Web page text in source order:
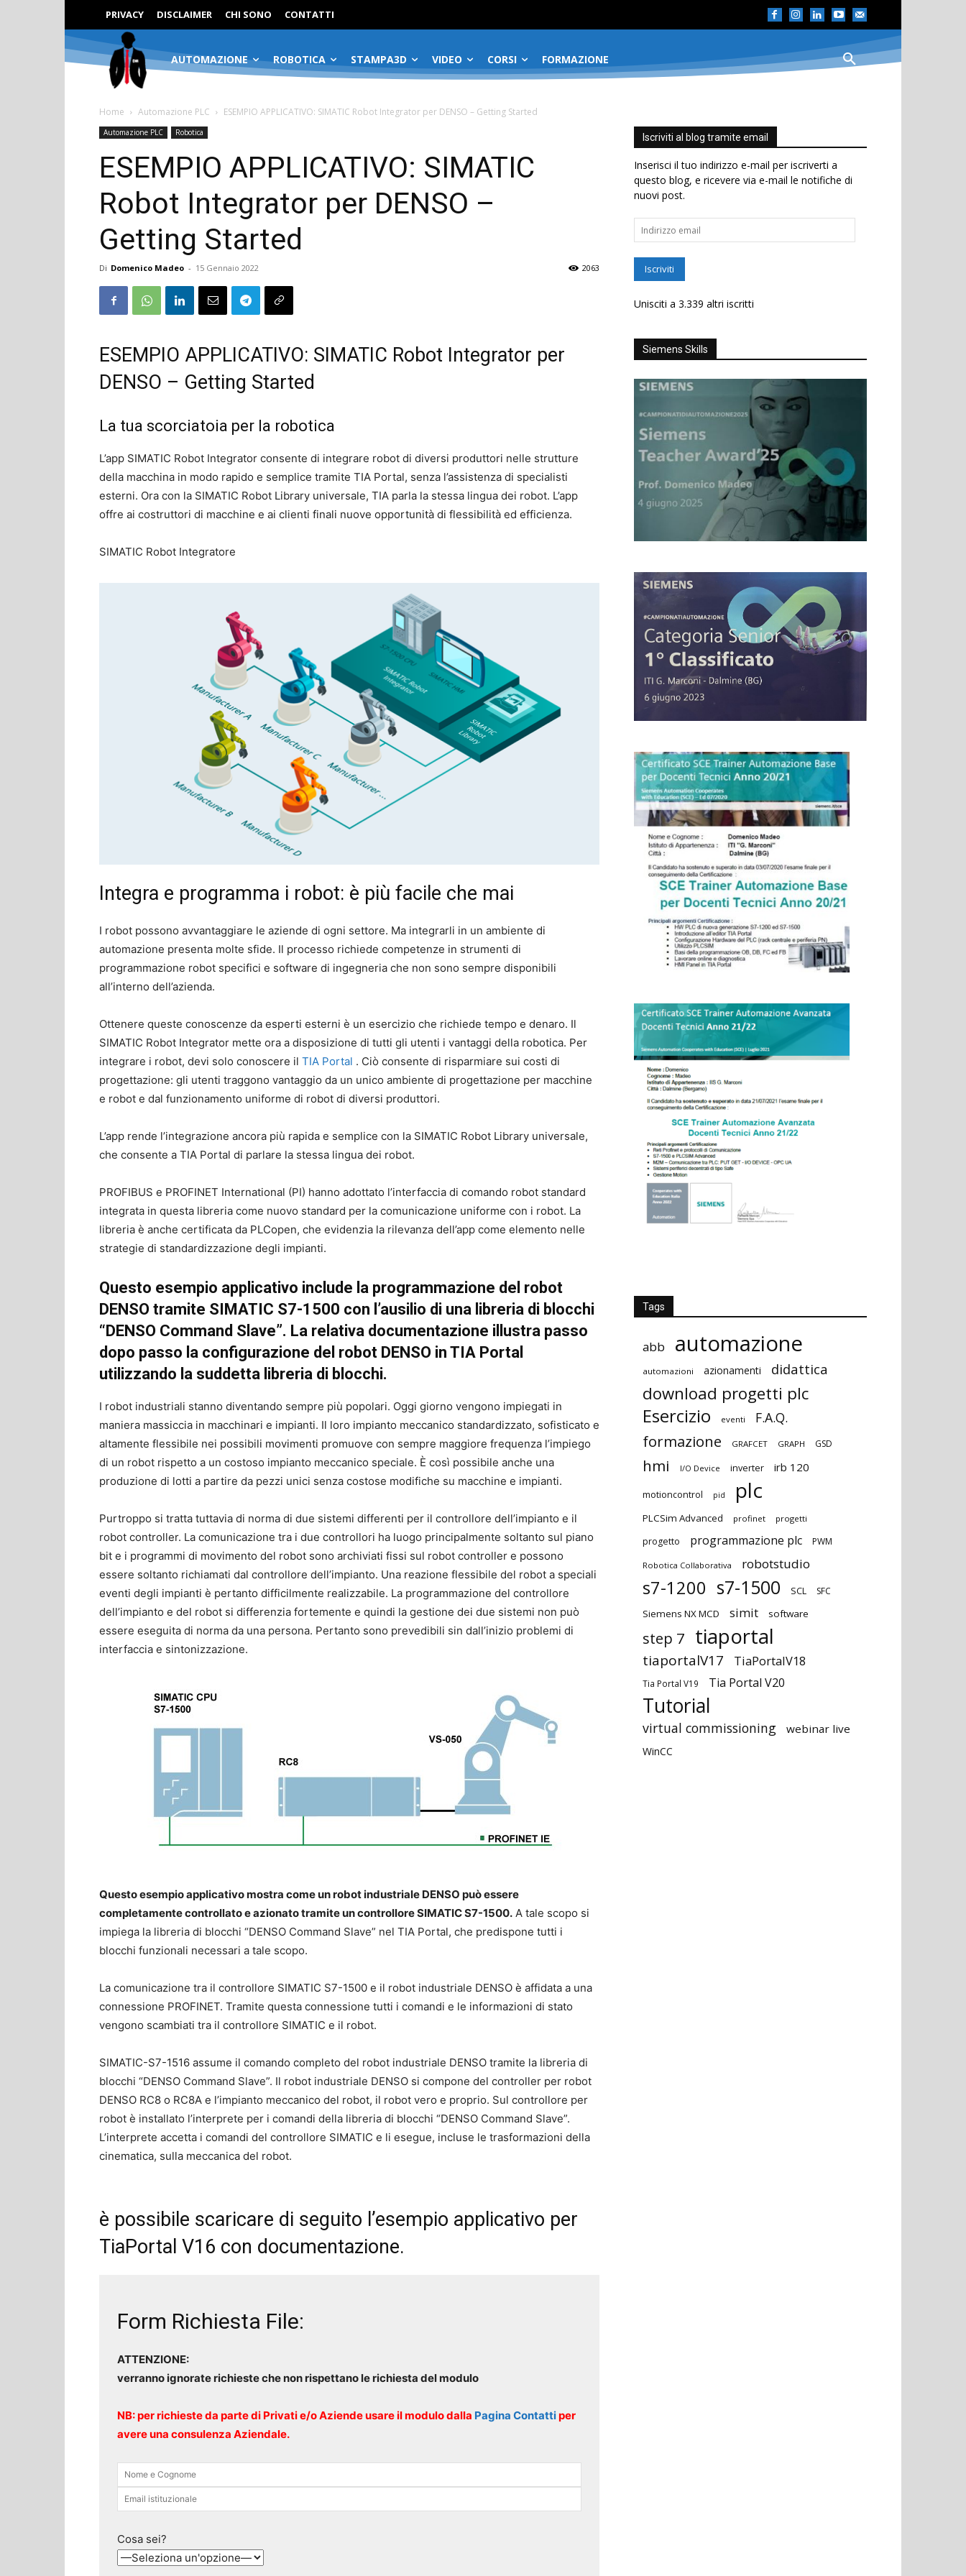
PRIVACY DISCLAIMER CHI SONO CONTATTI
AUTOMAZIONE ROBOTICA STAMPA3D VIDEO CORSI FORMAZIONE
Home Automazione PLC ESEMPIO APPLICATIVO: SIMATIC Robot Integrator per DENSO – Getting Started
Automazione PLC Robotica
ESEMPIO APPLICATIVO: SIMATIC
Robot Integrator per DENSO –
Getting Started
Di Domenico Madeo - 15 Gennaio 2022 2063
ESEMPIO APPLICATIVO: SIMATIC Robot Integrator per
DENSO – Getting Started
La tua scorciatoia per la robotica
L’app SIMATIC Robot Integrator consente di integrare robot di diversi produttori nelle strutture
della macchina in modo rapido e semplice tramite TIA Portal, senza l’assistenza di specialisti
esterni. Ora con la SIMATIC Robot Library universale, TIA parla la stessa lingua dei robot. L’app
offre ai costruttori di macchine e ai clienti finali nuove opportunità di flessibilità ed efficienza.
SIMATIC Robot Integratore
Integra e programma i robot: è più facile che mai
I robot possono avvantaggiare le aziende di ogni settore. Ma integrarli in un ambiente di
automazione presenta molte sfide. Il processo richiede competenze in strumenti di
programmazione robot specifici e software di ingegneria che non sono sempre disponibili
all’interno dell’azienda.
Ottenere queste conoscenze da esperti esterni è un esercizio che richiede tempo e denaro. Il
SIMATIC Robot Integrator mette ora a disposizione di tutti gli utenti i vantaggi della robotica. Per
integrare i robot, devi solo conoscere il TIA Portal . Ciò consente di risparmiare sui costi di
progettazione: gli utenti traggono vantaggio da un unico ambiente di progettazione per macchine
e robot e dal funzionamento uniforme di robot di diversi produttori.
L’app rende l’integrazione ancora più rapida e semplice con la SIMATIC Robot Library universale,
che consente a TIA Portal di parlare la stessa lingua dei robot.
PROFIBUS e PROFINET International (PI) hanno adottato l’interfaccia di comando robot standard
integrata in questa libreria come nuovo standard per la comunicazione uniforme con i robot. La
libreria è anche certificata da PLCopen, che evidenzia la rilevanza dell’app come elemento nelle
strategie di standardizzazione degli impianti.
Questo esempio applicativo include la programmazione del robot
DENSO tramite SIMATIC S7-1500 con l’ausilio di una libreria di blocchi
“DENSO Command Slave”. La relativa documentazione illustra passo
dopo passo la configurazione del robot DENSO in TIA Portal
utilizzando la suddetta libreria di blocchi.
I robot industriali stanno diventando sempre più popolari. Oggi giorno vengono impiegati in
maniera massiccia in macchinari e impianti. Il loro impianto meccanico standardizzato, sofisticato e
altamente flessibile nei possibili movimenti promuove con sempre maggiore frequenza l’impiego
di un robot rispetto a un costoso impianto meccanico speciale. È così possibile anche una
produzione di lotti a partire da pezzi unici senza costose modifiche su macchine e impianti.
Purtroppo si tratta tuttavia di norma di due sistemi differenti per il controllore dell’impianto e il
robot controller. La comunicazione tra i due controllori ha luogo principalmente soltanto sul piano
bit e i programmi di movimento del robot sono archiviati fissi sul robot controller e possono
essere soltanto richiamati dal controllore dell’impianto. Una reazione flessibile del robot a speciali
eventi degli impianti è pertanto difficilmente realizzabile. La programmazione del controllore
dell’impianto e del robot si differenzia fortemente e quindi la gestione dei due sistemi non può
essere eseguita di norma da una persona. Pertanto sono prevedibili sin dall’inizio problemi di
interfaccia e sintonizzazione.
Questo esempio applicativo mostra come un robot industriale DENSO può essere
completamente controllato e azionato tramite un controllore SIMATIC S7-1500. A tale scopo si
impiega la libreria di blocchi “DENSO Command Slave” nel TIA Portal, che predispone tutti i
blocchi funzionali necessari a tale scopo.
La comunicazione tra il controllore SIMATIC S7-1500 e il robot industriale DENSO è affidata a una
connessione PROFINET. Tramite questa connessione tutti i comandi e le informazioni di stato
vengono scambiati tra il controllore SIMATIC e il robot.
SIMATIC-S7-1516 assume il comando completo del robot industriale DENSO tramite la libreria di
blocchi “DENSO Command Slave”. Il robot industriale DENSO si compone del controller per robot
DENSO RC8 o RC8A e l’impianto meccanico del robot, il robot vero e proprio. Sul controllore per
robot è installato l’interprete per i comandi della libreria di blocchi “DENSO Command Slave”.
L’interprete accetta i comandi del controllore SIMATIC e li esegue, incluse le trasformazioni della
cinematica, sulla meccanica del robot.
è possibile scaricare di seguito l’esempio applicativo per
TiaPortal V16 con documentazione.
Form Richiesta File:
ATTENZIONE:
verranno ignorate richieste che non rispettano le richiesta del modulo
NB: per richieste da parte di Privati e/o Aziende usare il modulo dalla Pagina Contattiper
avere una consulenza Aziendale.
Cosa sei?
Iscriviti al blog tramite email
Inserisci il tuo indirizzo e-mail per iscriverti a
questo blog, e ricevere via e-mail le notifiche di
nuovi post.
Indirizzo
email
Iscriviti
Unisciti a 3.339 altri iscritti
Siemens Skills
Tags
abb automazione
automazioni azionamenti didattica
download progetti plc
Esercizio eventi F.A.Q.
formazione GRAFCET GRAPH GSD
hmi I/O Device inverter irb 120
motioncontrol pid plc
PLCSim Advanced profinet progetti
progetto programmazione plc PWM
Robotica Collaborativa robotstudio
s7-1200 s7-1500 SCL SFC
Siemens NX MCD simit software
step 7 tiaportal
tiaportalV17 TiaPortalV18
Tia Portal V19 Tia Portal V20
Tutorial
virtual commissioning webinar live
WinCC